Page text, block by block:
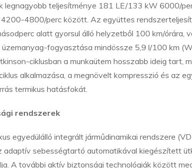
legnagyobb teljesítménye 181 LE/133 kW 6000/
4800/perc között. Az együttes
alatt gyorsul álló helyzetből 100 km/órára,
fogyasztása mindössze 5,9 l/100 km
ciklusban a munkaütem hosszabb ideig tart,
alkalmazása, a megnövelt kompresszió és az
termikus hatásfokát.
rendszerek
egyedülálló integrált járműdinamikai rendszere
adaptív sebességtartó automatikával kiegészített
A további aktív biztonsági technológiák között